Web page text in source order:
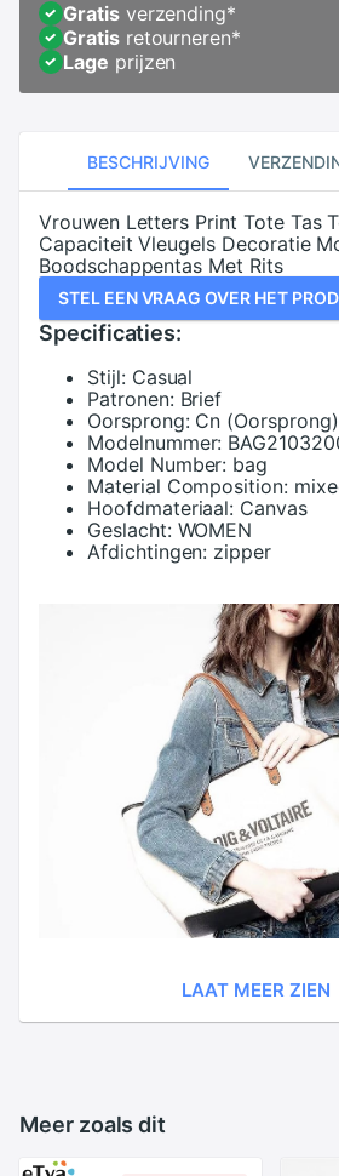
Gratisverzending*
Gratisretourneren*
Lage prijzen
BESCHRIJVING
Vrouwen Letters Print Tote Tas
Capaciteit Vleugels Decoratie
Boodschappentas Met Rits
STEL EEN VRAAG OVER HET
Specificaties:
Stijl: Casual
Patronen: Brief
Oorsprong: Cn (Oorsprong)
Modelnummer:
Model Number: bag
Material Composition:
Hoofdmateriaal: Canvas
Geslacht: WOMEN
Afdichtingen: zipper
LAAT MEER ZIEN
Meer zoals dit